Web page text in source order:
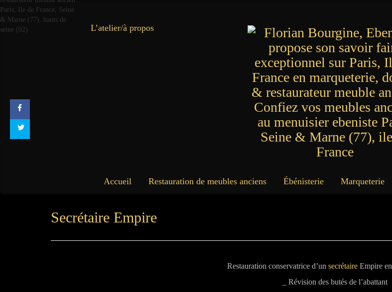
L’atelier/à propos
Accueil Restauration de meubles anciens Ébénisterie Marqueterie
Secrétaire Empire
Restauration conservatrice d’un secrétaire Empire en
_ Révision des butés de l’abattant